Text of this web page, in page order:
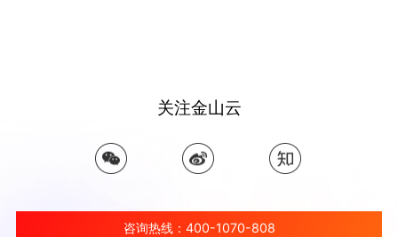
关注金山云
咨询热线：400-1070-808